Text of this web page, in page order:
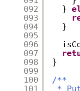
092
093
094
095
096
097
098
099
100
101
}
}
}
/**
*